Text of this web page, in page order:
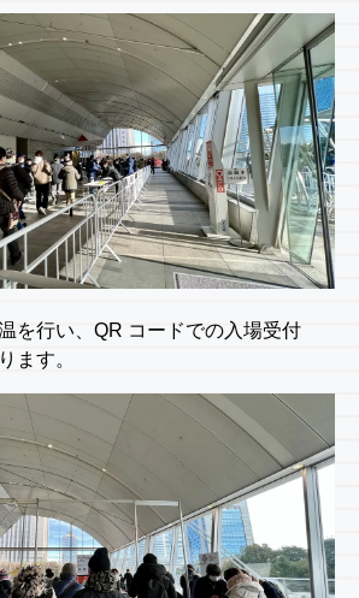
を行い、QR コードでの入場受付
ます。